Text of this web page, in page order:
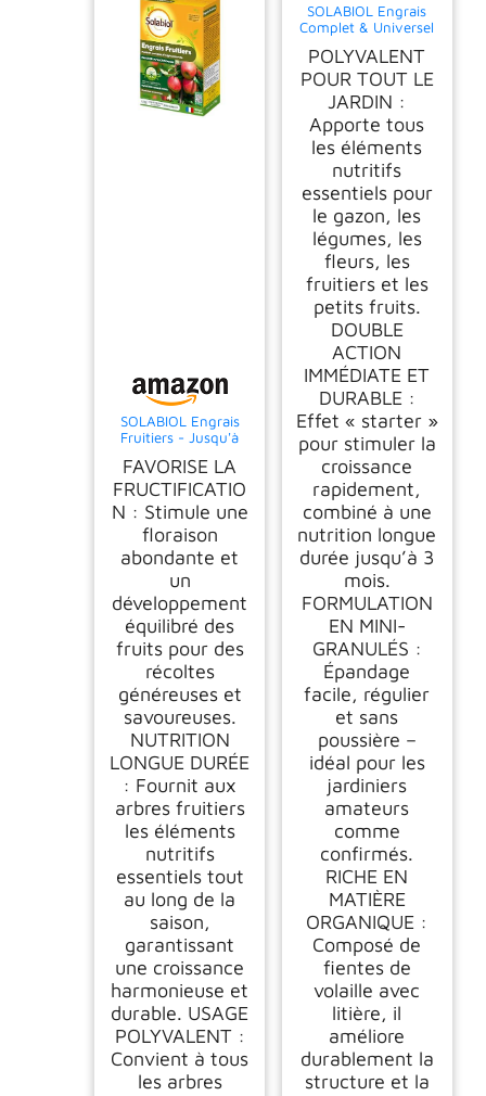
SOLABIOL Engrais
Fruitiers - Jusqu'à
FAVORISE LA
FRUCTIFICATIO
N : Stimule une
floraison
abondante et
un
développement
équilibré des
fruits pour des
récoltes
généreuses et
savoureuses.
NUTRITION
LONGUE DURÉE
: Fournit aux
arbres fruitiers
les éléments
nutritifs
essentiels tout
au long de la
saison,
garantissant
une croissance
harmonieuse et
durable. USAGE
POLYVALENT :
Convient à tous
les arbres
SOLABIOL Engrais
Complet & Universel
POLYVALENT
POUR TOUT LE
JARDIN :
Apporte tous
les éléments
nutritifs
essentiels pour
le gazon, les
légumes, les
fleurs, les
fruitiers et les
petits fruits.
DOUBLE
ACTION
IMMÉDIATE ET
DURABLE :
Effet « starter »
pour stimuler la
croissance
rapidement,
combiné à une
nutrition longue
durée jusqu’à 3
mois.
FORMULATION
EN MINI-
GRANULÉS :
Épandage
facile, régulier
et sans
poussière –
idéal pour les
jardiniers
amateurs
comme
confirmés.
RICHE EN
MATIÈRE
ORGANIQUE :
Composé de
fientes de
volaille avec
litière, il
améliore
durablement la
structure et la